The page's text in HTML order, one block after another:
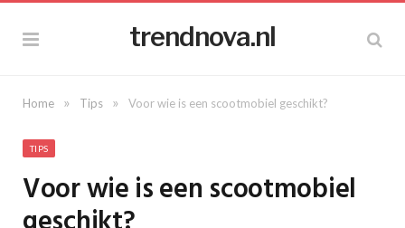
trendnova.nl
Home » Tips » Voor wie is een scootmobiel geschikt?
TIPS
Voor wie is een scootmobiel